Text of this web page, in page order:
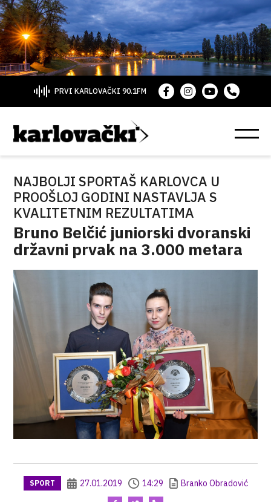
PRVI KARLOVAČKI 90.1FM
NAJBOLJI SPORTAŠ KARLOVCA U
PROOŠLOJ GODINI NASTAVLJA S
KVALITETNIM REZULTATIMA
Bruno Belčić juniorski dvoranski
državni prvak na 3.000 metara
SPORT 27.01.2019 14:29 Branko Obradović